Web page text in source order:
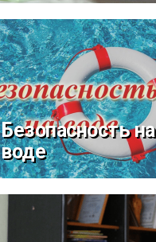
Безопасность на
воде